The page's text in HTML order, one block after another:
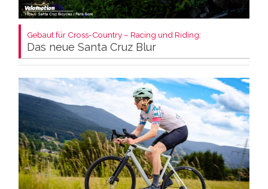
Gebaut für Cross-Country – Racing und Riding:
Das neue Santa Cruz Blur